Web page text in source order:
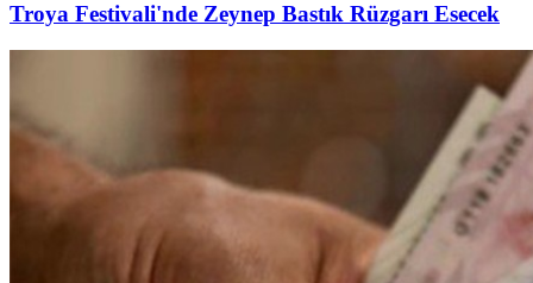
Troya Festivali'nde Zeynep Bastık Rüzgarı Esecek